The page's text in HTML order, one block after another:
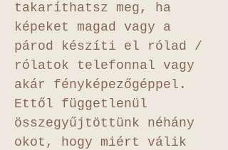
takaríthatsz meg, ha
képeket magad vagy a
párod készíti el rólad /
rólatok telefonnal vagy
akár fényképezőgéppel.
Ettől függetlenül
összegyűjtöttünk néhány
okot, hogy miért válik